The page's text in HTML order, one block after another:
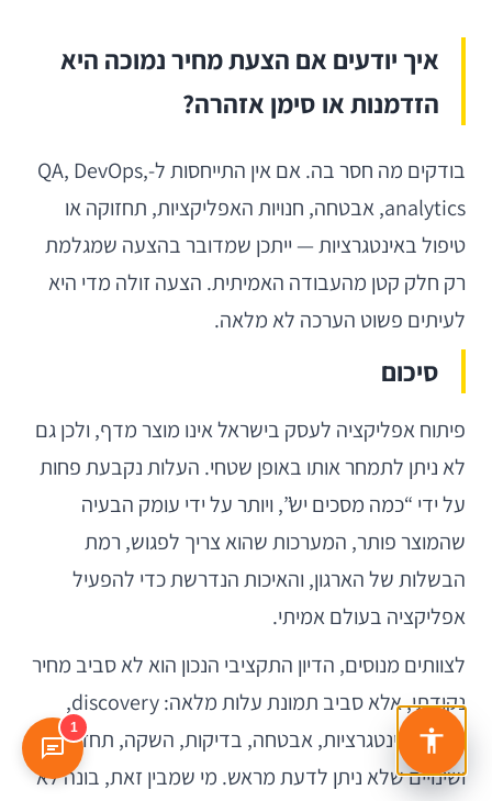
איך יודעים אם הצעת מחיר נמוכה היא
הזדמנות או סימן אזהרה?
בודקים מה חסר בה. אם אין התייחסות ל-QA, DevOps,
analytics, אבטחה, חנויות האפליקציות, תחזוקה או
טיפול באינטגרציות — ייתכן שמדובר בהצעה שמגלמת
רק חלק קטן מהעבודה האמיתית. הצעה זולה מדי היא
לעיתים פשוט הערכה לא מלאה.
סיכום
פיתוח אפליקציה לעסק בישראל אינו מוצר מדף, ולכן גם
לא ניתן לתמחר אותו באופן שטחי. העלות נקבעת פחות
על ידי “כמה מסכים יש”, ויותר על ידי עומק הבעיה
שהמוצר פותר, המערכות שהוא צריך לפגוש, רמת
הבשלות של הארגון, והאיכות הנדרשת כדי להפעיל
אפליקציה בעולם אמיתי.
לצוותים מנוסים, הדיון התקציבי הנכון הוא לא סביב מחיר
נקודתי, אלא סביב תמונת עלות מלאה: discovery,
פיתוח, אינטגרציות, אבטחה, בדיקות, השקה, תחזוקה
ושינויים שלא ניתן לדעת מראש. מי שמבין זאת, בונה לא
1